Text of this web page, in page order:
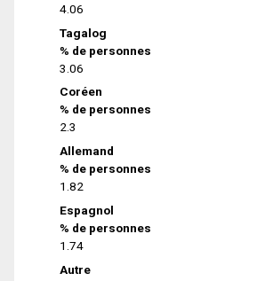
4.06
Tagalog
% de personnes
3.06
Coréen
% de personnes
2.3
Allemand
% de personnes
1.82
Espagnol
% de personnes
1.74
Autre